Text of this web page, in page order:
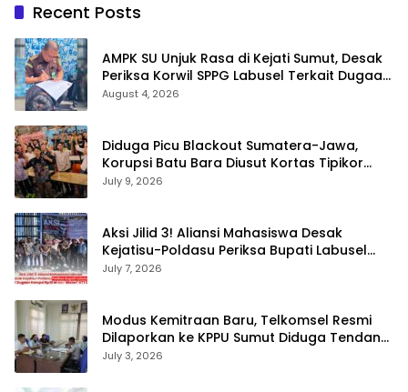
Recent Posts
AMPK SU Unjuk Rasa di Kejati Sumut, Desak
Periksa Korwil SPPG Labusel Terkait Dugaan
Bobroknya Dapur Program MBG
August 4, 2026
Diduga Picu Blackout Sumatera-Jawa,
Korupsi Batu Bara Diusut Kortas Tipikor
Didukung P3H
July 9, 2026
Aksi Jilid 3! Aliansi Mahasiswa Desak
Kejatisu-Poldasu Periksa Bupati Labusel
Terkait Dugaan Korupsi Rp36 M dan ‘Misteri’
July 7, 2026
Modus Kemitraan Baru, Telkomsel Resmi
Dilaporkan ke KPPU Sumut Diduga Tendang
Pengusaha Lokal!
July 3, 2026